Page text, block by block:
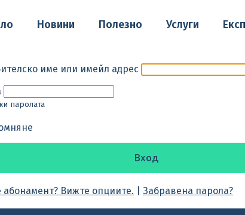
Новини Полезно Услуги
име или имейл адрес
паролата
абонамент? Вижте опциите. Забравена парола?